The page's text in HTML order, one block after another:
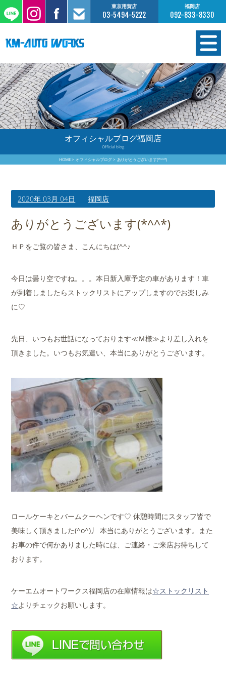
東京用賀店
03-5494-5222
福岡店
092-833-8330
在庫情報
オーダー販売
工場サービス
保証について
買取査定のご案内
店舗案内
会社概要
オフィシャルブログ福岡店
Official blog
HOME オフィシャルブログ ありがとうございます(*^^*)
2020年 03月 04日 福岡店
ありがとうございます(*^^*)
ＨＰをご覧の皆さま、こんにちは(^^♪
今日は曇り空ですね。。。本日新入庫予定の車があります！車
が到着しましたらストックリストにアップしますのでお楽しみ
に♡
先日、いつもお世話になっております≪Ｍ様≫より差し入れを
頂きました。いつもお気遣い、本当にありがとうございます。
ロールケーキとバームクーヘンです♡ 休憩時間にスタッフ皆で
美味しく頂きました(^o^)丿 本当にありがとうございます。また
お車の件で何かありました時には、ご連絡・ご来店お待ちして
おります。
ケーエムオートワークス福岡店の在庫情報は☆ストックリスト
☆よりチェックお願いします。